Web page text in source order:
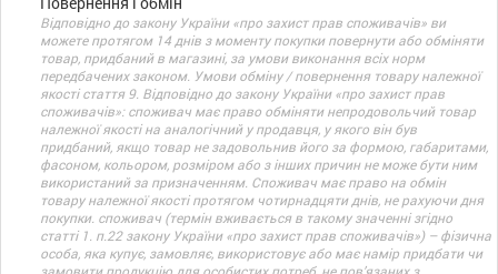
Відповідно до закону України «про захист прав споживачів» ви
можете протягом 14 днів з моменту покупки повернути або обміняти
товар, придбаний в магазині, за умови виконання всіх норм
передбачених законом. Умови обміну / повернення товару належної
якості стаття 9. Відповідно до закону України «про захист прав
споживачів»: споживач має право обміняти непродовольчий товар
належної якості на аналогічний у продавця, у якого він був
придбаний, якщо товар не задовольнив його за формою, габаритами,
фасоном, кольором, розміром або з інших причин не може бути ним
використаний за призначенням. Споживач має право на обмін
товару належної якості протягом чотирнадцяти днів, не рахуючи дня
покупки. споживач (термін вживається в такому значенні згідно
статті 1. п.22 закону України «про захист прав споживачів») – фізична
особа, яка купує, замовляє, використовує або має намір придбати чи